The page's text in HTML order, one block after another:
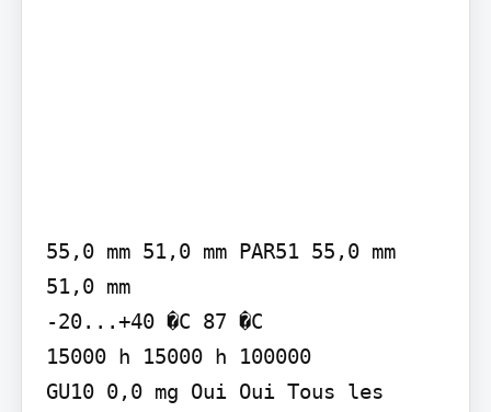
55,0 mm 51,0 mm PAR51 55,0 mm
51,0 mm
-20...+40 �C 87 �C
15000 h 15000 h 100000
GU10 0,0 mg Oui Oui Tous les